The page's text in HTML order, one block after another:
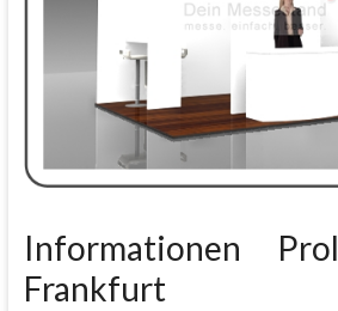
Informationen
Frankfurt